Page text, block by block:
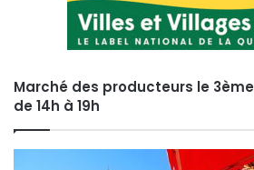
Marché des producteurs le
de 14h à 19h